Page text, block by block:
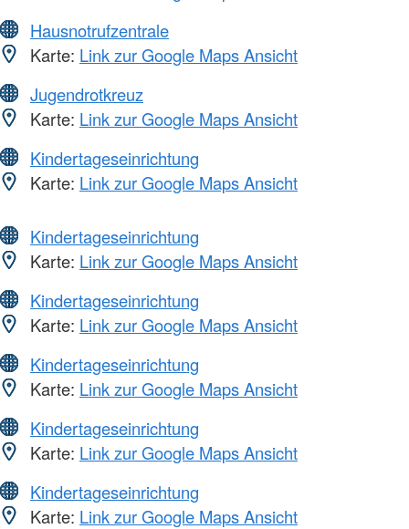
Hausnotrufzentrale
Karte: Link zur Google Maps Ansicht
Jugendrotkreuz
Karte: Link zur Google Maps Ansicht
Kindertageseinrichtung
Karte: Link zur Google Maps Ansicht
Kindertageseinrichtung
Karte: Link zur Google Maps Ansicht
Kindertageseinrichtung
Karte: Link zur Google Maps Ansicht
Kindertageseinrichtung
Karte: Link zur Google Maps Ansicht
Kindertageseinrichtung
Karte: Link zur Google Maps Ansicht
Kindertageseinrichtung
Karte: Link zur Google Maps Ansicht